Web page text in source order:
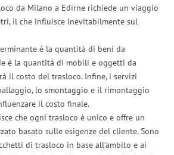
da Milano a Edirne richiede un viaggio
il che influisce inevitabilmente sul
è la quantità di beni da
è la quantità di mobili e oggetti da
il costo del trasloco. Infine, i servizi
lo smontaggio e il rimontaggio
il costo finale.
che ogni trasloco è unico e offre un
basato sulle esigenze del cliente. Sono
di trasloco in base all’ambito e ai